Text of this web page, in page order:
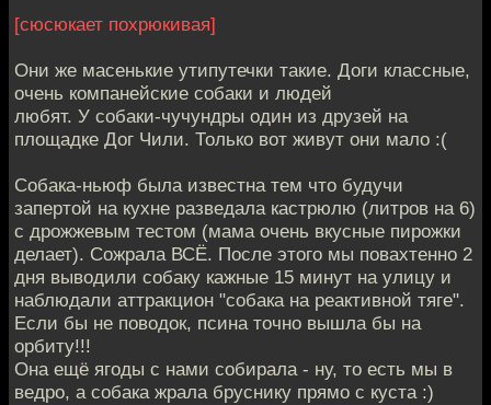
[сюсюкает похрюкивая]
Они же масенькие утипутечки такие. Доги классные,
очень компанейские собаки и людей
любят. У собаки-чучундры один из друзей на
площадке Дог Чили. Только вот живут они мало :(
Собака-ньюф была известна тем что будучи
запертой на кухне разведала кастрюлю (литров на 6)
с дрожжевым тестом (мама очень вкусные пирожки
делает). Сожрала ВСЁ. После этого мы повахтенно 2
дня выводили собаку кажные 15 минут на улицу и
наблюдали аттракцион "собака на реактивной тяге".
Если бы не поводок, псина точно вышла бы на
орбиту!!!
Она ещё ягоды с нами собирала - ну, то есть мы в
ведро, а собака жрала бруснику прямо с куста :)